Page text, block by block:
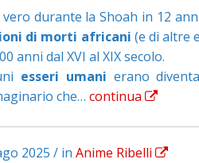
vero durante la Shoah in 12
di morti africani (e di altre
anni dal XVI al XIX secolo.
esseri umani erano
che… continua
2025 / in Anime Ribelli